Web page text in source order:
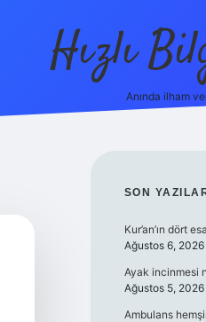
Hızlı
Anında ilham
SON
Kur’an’ın dört
Ağustos 6, 2026
Ayak incinmesi
Ağustos 5, 2026
Ambulans